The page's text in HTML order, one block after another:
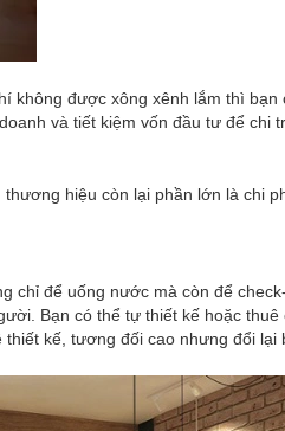
không được xông xênh lắm thì
và tiết kiệm vốn đầu tư để chi
hiệu còn lại phần lớn là chi
chỉ để uống nước mà còn để
Bạn có thể tự thiết kế hoặc
kế, tương đối cao nhưng đổi lại